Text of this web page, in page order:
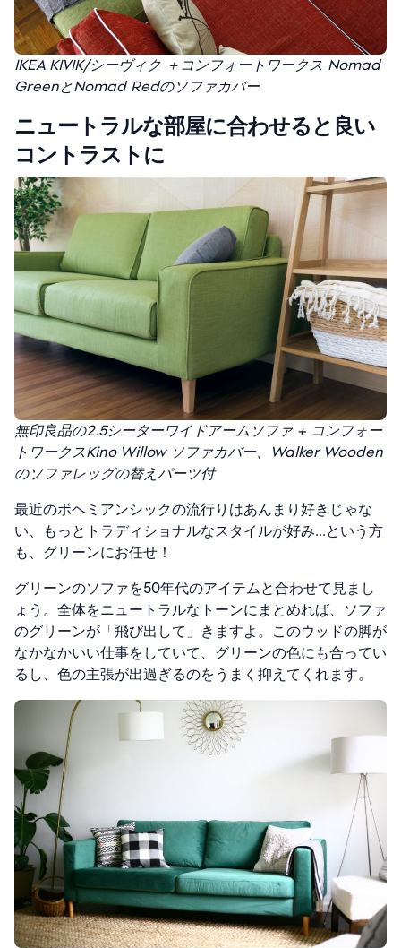
IKEA KIVIK/シーヴィク ＋コンフォートワークス Nomad
GreenとNomad Redのソファカバー
ニュートラルな部屋に合わせると良い
コントラストに
無印良品の2.5シーターワイドアームソファ + コンフォー
トワークスKino Willow ソファカバー、Walker Wooden
のソファレッグの替えパーツ付
最近のボヘミアンシックの流行りはあんまり好きじゃな
い、もっとトラディショナルなスタイルが好み…という方
も、グリーンにお任せ！
グリーンのソファを50年代のアイテムと合わせて見まし
ょう。全体をニュートラルなトーンにまとめれば、ソファ
のグリーンが「飛び出して」きますよ。このウッドの脚が
なかなかいい仕事をしていて、グリーンの色にも合ってい
るし、色の主張が出過ぎるのをうまく抑えてくれます。